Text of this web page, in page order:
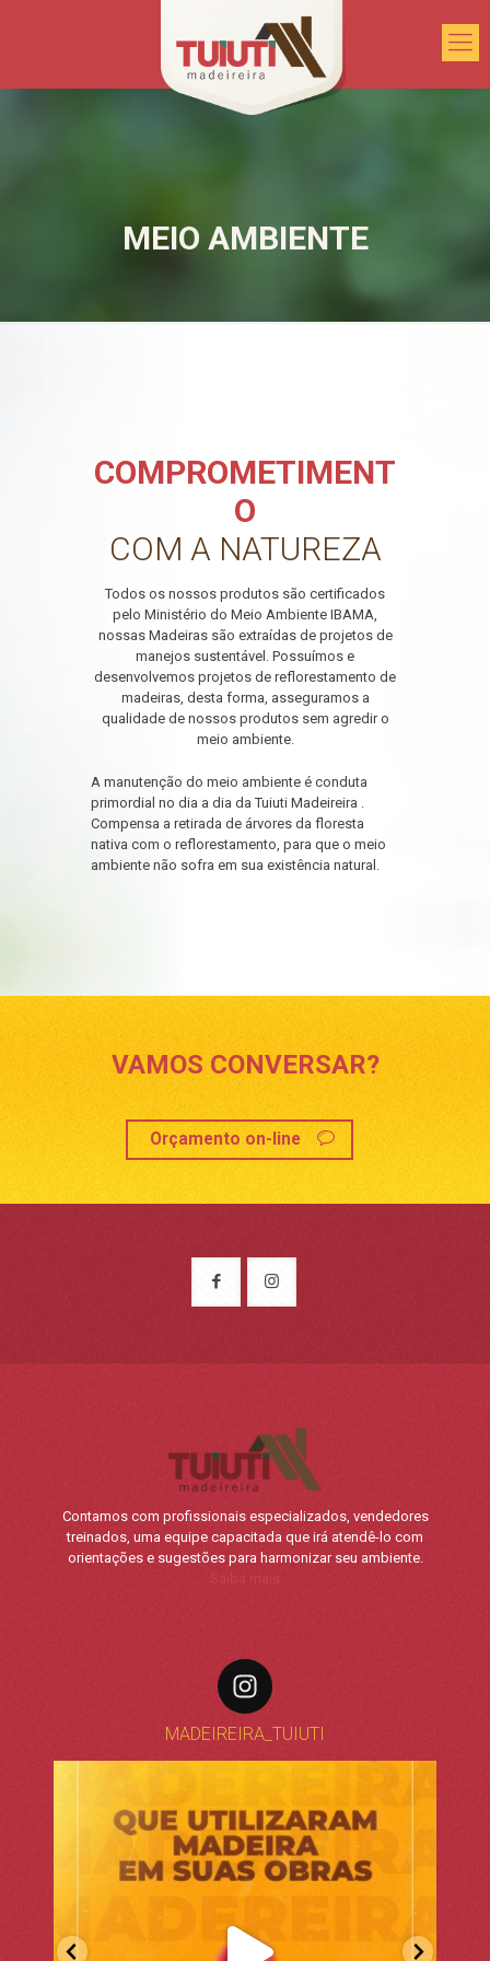
MEIO AMBIENTE
COMPROMETIMENT
O
COM A NATUREZA
Todos os nossos produtos são certificados
pelo Ministério do Meio Ambiente IBAMA,
nossas Madeiras são extraídas de projetos de
manejos sustentável. Possuímos e
desenvolvemos projetos de reflorestamento de
madeiras, desta forma, asseguramos a
qualidade de nossos produtos sem agredir o
meio ambiente.
A manutenção do meio ambiente é conduta
primordial no dia a dia da Tuiuti Madeireira .
Compensa a retirada de árvores da floresta
nativa com o reflorestamento, para que o meio
ambiente não sofra em sua existência natural.
VAMOS CONVERSAR?
Orçamento on-line
Contamos com profissionais especializados, vendedores
treinados, uma equipe capacitada que irá atendê-lo com
orientações e sugestões para harmonizar seu ambiente.
MADEIREIRA_TUIUTI